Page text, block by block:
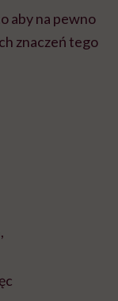
aby na pewno
znaczeń tego